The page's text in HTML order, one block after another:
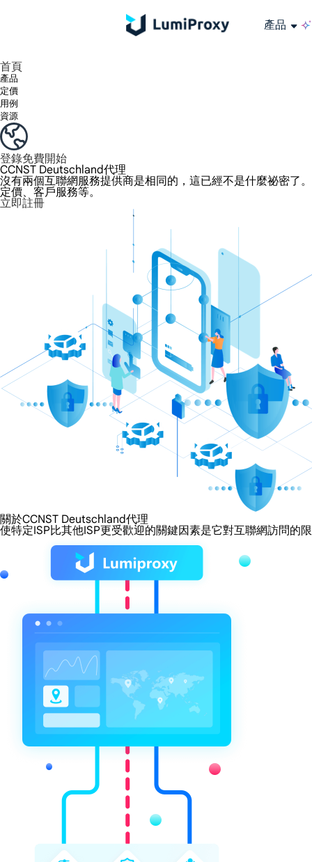
產品
首頁
產品
定價
用例
資源
登錄免費開始
CCNST Deutschland代理
沒有兩個互聯網服務提供商是相同的，這已經不是什麼祕密了
定價、客戶服務等。
立即註冊
關於CCNST Deutschland代理
使特定ISP比其他ISP更受歡迎的關鍵因素是它對互聯網訪問的